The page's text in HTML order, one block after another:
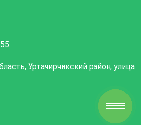
Уртачирчикский район, улица